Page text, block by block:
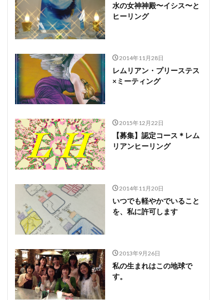
水の女神神殿〜イシス〜と
ヒーリング
2014年11月28日
レムリアン・プリーステス
×ミーティング
2015年12月22日
【募集】認定コース＊レム
リアンヒーリング
2014年11月20日
いつでも軽やかでいること
を、私に許可します
2013年9月26日
私の生まれはこの地球で
す。